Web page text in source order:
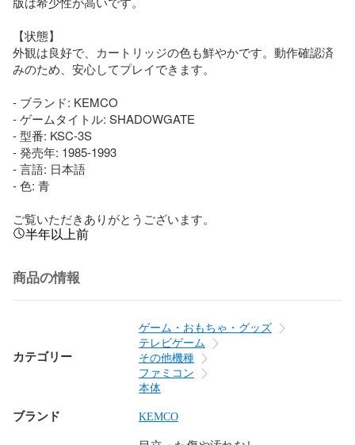
【状態】
外観は良好で、カートリッジの色も鮮やかです。動作確認済
みのため、安心してプレイできます。
- ブランド: KEMCO
- ゲームタイトル: SHADOWGATE
- 型番: KSC-3S
- 発売年: 1985-1993
- 言語: 日本語
- 色: 青
ご覧いただきありがとうございます。
半年以上前
商品の情報
カテゴリー
ゲーム・おもちゃ・グッズ
テレビゲーム
その他機種
ファミコン
本体
ブランド KEMCO